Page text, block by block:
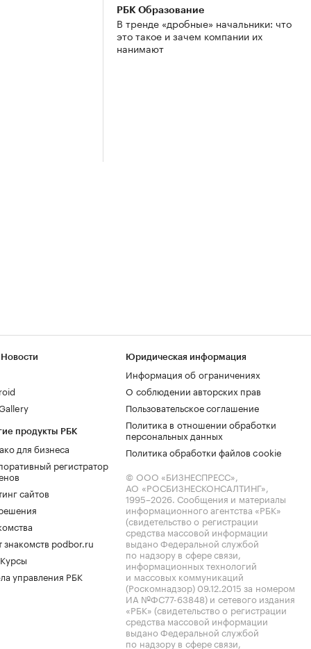
РБК Образование
В тренде «дробные» начальники: что
это такое и зачем компании их
нанимают
продукты РБК
для бизнеса
регистратор
сайтов
знакомств podbor.ru
управления РБК
Юридическая информация
Информация об ограничениях
О соблюдении авторских прав
Пользовательское соглашение
Политика в отношении обработки
персональных данных
Политика обработки файлов cookie
© ООО «БИЗНЕСПРЕСС»,
АО «РОСБИЗНЕСКОНСАЛТИНГ»,
1995–2026. Сообщения и материалы
информационного агентства «РБК»
(свидетельство о регистрации
средства массовой информации
выдано Федеральной службой
по надзору в сфере связи,
информационных технологий
и массовых коммуникаций
(Роскомнадзор) 09.12.2015 за номером
ИА №ФС77-63848) и сетевого издания
«РБК» (свидетельство о регистрации
средства массовой информации
выдано Федеральной службой
по надзору в сфере связи,